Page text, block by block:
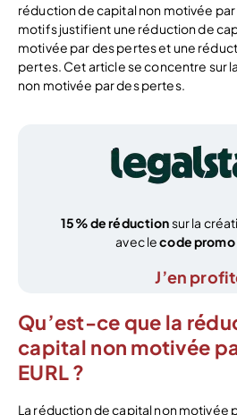
réduction de capital non motivée
motifs justifient une réduction de
motivée par des pertes et une
pertes. Cet article se concentre sur
non motivée par des pertes.
15% de réductionsur la
avec lecode promo
J’en
Qu’est-ce que la
capital non motivée
EURL ?
La réduction de capital non motivée